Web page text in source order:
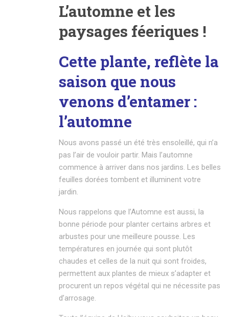
L’automne et les
paysages féeriques !
Cette plante, reflète la
saison que nous
venons d’entamer :
l’automne
Nous avons passé un été très ensoleillé, qui n’a
pas l’air de vouloir partir. Mais l’automne
commence à arriver dans nos jardins. Les belles
feuilles dorées tombent et illuminent votre
jardin.
Nous rappelons que l’Automne est aussi, la
bonne période pour planter certains arbres et
arbustes pour une meilleure pousse. Les
températures en journée qui sont plutôt
chaudes et celles de la nuit qui sont froides,
permettent aux plantes de mieux s’adapter et
procurent un repos végétal qui ne nécessite pas
d’arrosage.